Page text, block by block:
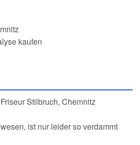
kaufen
Stilbruch, Chemnitz
ist nur leider so verdammt